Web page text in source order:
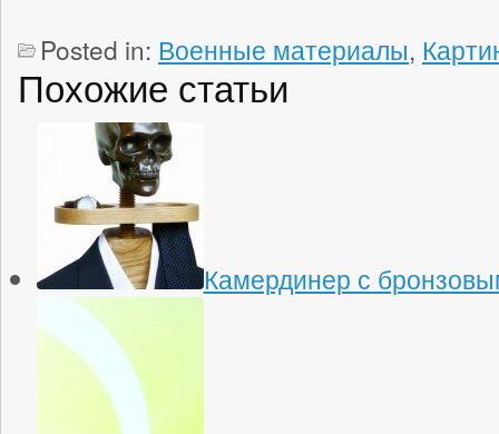
Posted in: Военные материалы,
Похожие статьи
Камердинер с